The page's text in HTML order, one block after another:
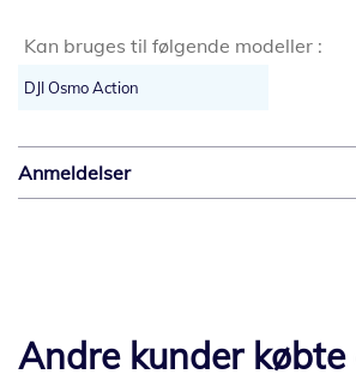
Kan bruges til følgende modeller :
DJI Osmo Action
Anmeldelser
Andre kunder købte